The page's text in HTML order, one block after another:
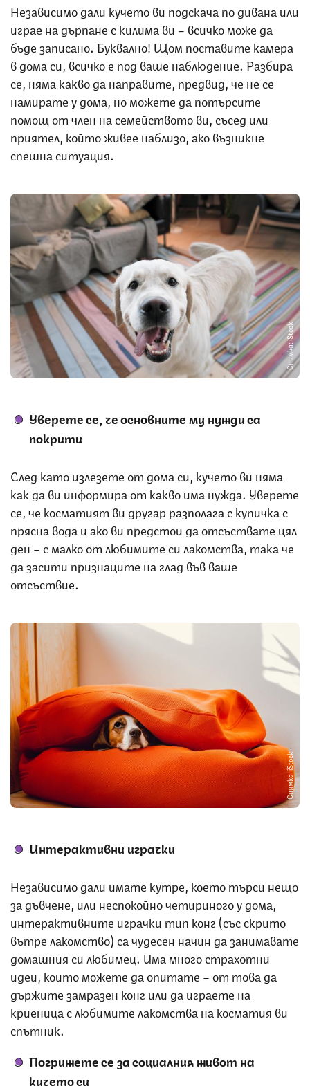
Независимо дали кучето ви подскача по дивана или
играе на дърпане с килима ви – всичко може да
бъде записано. Буквално! Щом поставите камера
в дома си, всичко е под ваше наблюдение. Разбира
се, няма какво да направите, предвид, че не се
намирате у дома, но можете да потърсите
помощ от член на семейството ви, съсед или
приятел, който живее наблизо, ако възникне
спешна ситуация.
Снимка: iStock
Уверете се, че основните му нужди са
покрити
След като излезете от дома си, кучето ви няма
как да ви информира от какво има нужда. Уверете
се, че косматият ви другар разполага с купичка с
прясна вода и ако ви предстои да отсъствате цял
ден – с малко от любимите си лакомства, така че
да засити признаците на глад във ваше
отсъствие.
Снимка: iStock
Интерактивни играчки
Независимо дали имате кутре, което търси нещо
за дъвчене, или неспокойно четириного у дома,
интерактивните играчки тип конг (със скрито
вътре лакомство) са чудесен начин да занимавате
домашния си любимец. Има много страхотни
идеи, които можете да опитате – от това да
държите замразен конг или да играете на
криеница с любимите лакомства на косматия ви
спътник.
Погрижете се за социалния живот на
кучето си